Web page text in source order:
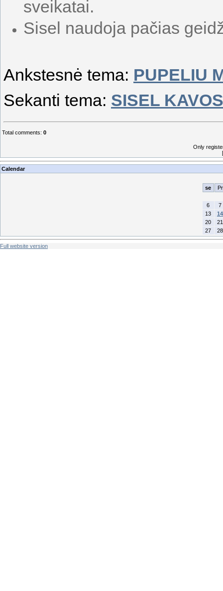
sveikatai.
Sisel naudoja pačias
Ankstesnė tema: PUPELIU
Sekanti tema: SISEL
Total comments: 0
Only
Calendar
se Pr
6
7
13
14
20
21
27
28
Full website version